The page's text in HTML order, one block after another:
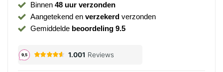
Binnen 48 uur verzonden
Aangetekend en verzekerdverzonden
Gemiddelde beoordeling 9.5